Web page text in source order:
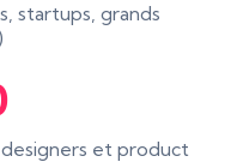
startups, grands
et product